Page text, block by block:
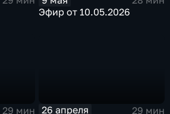
Эфир от 10.05.2026
29 мин 26 апреля 29 мин